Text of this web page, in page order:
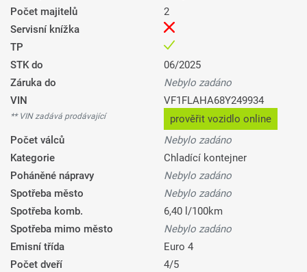
Počet majitelů
2
Servisní knížka
TP
STK do
06/2025
Záruka do
Nebylo zadáno
VIN
** VIN zadává prodávající
VF1FLAHA68Y249934
prověřit vozidlo online
Počet válců
Nebylo zadáno
Kategorie
Chladící kontejner
Poháněné nápravy
Nebylo zadáno
Spotřeba město
Nebylo zadáno
Spotřeba komb.
6,40 l/100km
Spotřeba mimo město
Nebylo zadáno
Emisní třída
Euro 4
Počet dveří
4/5